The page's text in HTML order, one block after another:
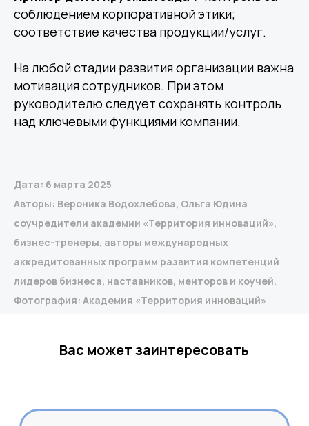
соблюдением корпоративной этики;
соответствие качества продукции/услуг.
На любой стадии развития организации важна
мотивация сотрудников. При этом
руководителю следует сохранять контроль
над ключевыми функциями компании.
Дата: 6 марта 2025
Авторы: Вероника Водохлебова, Ольга Юдина
соучредители академии «Территория инноваций»,
бизнес-тренеры, авторы международных
аккредитованных программ развития компетенций
лидеров бизнеса, наставников, менторов и коучей.
Фотография: Академия «Территория инноваций»
Вас может заинтересовать
Компания
О нас
Кейсы
Отзывы
Карьера
Контакты
Медиа
Новости
Блог экспертов
Продукты
Цифровые кадровые
сервисы
Цифровые
бухгалтерские
Кадровый учет
Бухгалтерский,
Казначейство
Аутсорсинг закупок
Сертификация
поддержка
Организация
Корпорациям